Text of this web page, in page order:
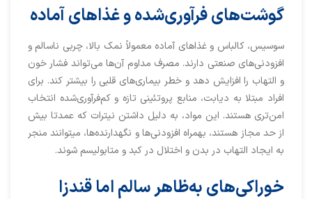
گوشت‌های فرآوری‌شده و غذاهای آماده
سوسیس، کالباس و غذاهای آماده معمولاً نمک بالا، چربی ناسالم و
افزودنی‌های صنعتی دارند. مصرف مداوم آن‌ها می‌تواند فشار خون
و التهاب را افزایش دهد و خطر بیماری‌های قلبی را بیشتر کند. برای
افراد مبتلا به دیابت، منابع پروتئینی تازه و کم‌فرآوری‌شده انتخاب
امن‌تری هستند. این مواد، به دلیل داشتن نیترات که عمدتا بیش
از حد مجاز هستند، بهمراه افزودنی‌ها و نگهدارنده‌ها، میتوانند منجر
به ایجاد التهاب در بدن و اختلال در کبد و متابولیسم شوند.
خوراکی‌های به‌ظاهر سالم اما قندزا